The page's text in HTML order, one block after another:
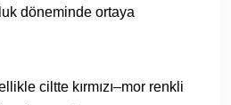
döneminde ortaya
ciltte kırmızı–mor renkli